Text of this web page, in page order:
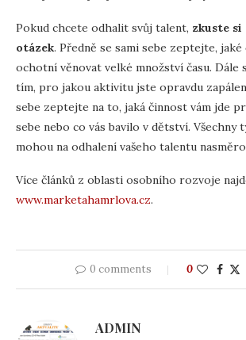
Pokud chcete odhalit svůj talent, zkuste
otázek. Předně se sami sebe zeptejte,
ochotní věnovat velké množství času. Dále
tím, pro jakou aktivitu jste opravdu
sebe zeptejte na to, jaká činnost vám jde
sebe nebo co vás bavilo v dětství. Všechny
mohou na odhalení vašeho talentu
Více článků z oblasti osobního rozvoje
www.marketahamrlova.cz.
0 comments 0
ADMIN